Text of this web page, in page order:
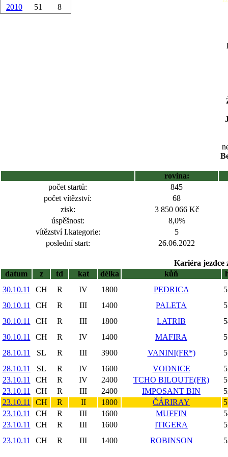
2010
51 8
rovina:
počet startů:
845
počet vítězství:
68
zisk:
3 850 066 Kč
úspěšnost:
8,0%
vítězství I.kategorie:
5
poslední start:
26.06.2022
Kariéra jezdce
datum
z td kat délka kůň
30.10.11
CH R IV 1800 PEDRICA
30.10.11
CH R III 1400 PALETA
30.10.11
CH R III 1800 LATRIB
30.10.11
CH R IV 1400 MAFIRA
28.10.11
SL R III 3900 VANINI(FR*)
28.10.11
SL R IV 1600 VODNICE
23.10.11
CH R IV 2400 TCHO BILOUTE(FR)
23.10.11
CH R III 2400 IMPOSANT BIN
23.10.11
CH R II 1800 ČÁRIRAY
23.10.11
CH R III 1600 MUFFIN
23.10.11
CH R III 1600 ITIGERA
23.10.11
CH R III 1400 ROBINSON